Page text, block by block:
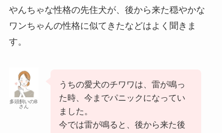
やんちゃな性格の先住犬が、後から来た穏やかな
ワンちゃんの性格に似てきたなどはよく聞きま
す。
多頭飼いのB
さん
うちの愛犬のチワワは、雷が鳴っ
た時、今までパニックになってい
ました。
今では雷が鳴ると、後から来た後